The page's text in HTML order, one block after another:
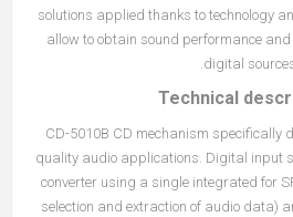
solutions applied thanks to technology
allow to obtain sound performance
digital
Technical
CD-5010B CD mechanism specifically
quality audio applications. Digital input
converter using a single integrated for
selection and extraction of audio data)